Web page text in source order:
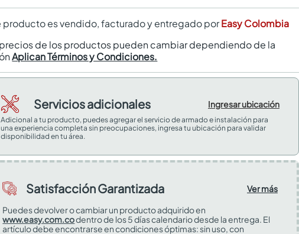
producto es vendido, facturado y entregado porEasy Colombia
de los productos pueden cambiar dependiendo de la
Aplican Términos y Condiciones.
Servicios adicionales Ingresar ubicación
Adicional a tu producto, puedes agregar el servicio de armado e instalación para
una experiencia completa sin preocupaciones, ingresa tu ubicación para validar
disponibilidad en tu área.
Satisfacción Garantizada
Ver más
Puedes devolver o cambiar un producto adquirido en
www.easy.com.codentro de los 5 días calendario desde la entrega. El
artículo debe encontrarse en condiciones óptimas: sin uso, con